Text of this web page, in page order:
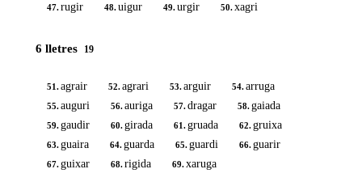
47.rugir 48.uigur 49.urgir 50.xagri
6 lletres 19
51.agrair 52.agrari 53.arguir 54.arruga
55.auguri 56.auriga 57.dragar 58.gaiada
59.gaudir 60.girada 61.gruada 62.gruixa
63.guaira 64.guarda 65.guardi 66.guarir
67.guixar 68.rigida 69.xaruga